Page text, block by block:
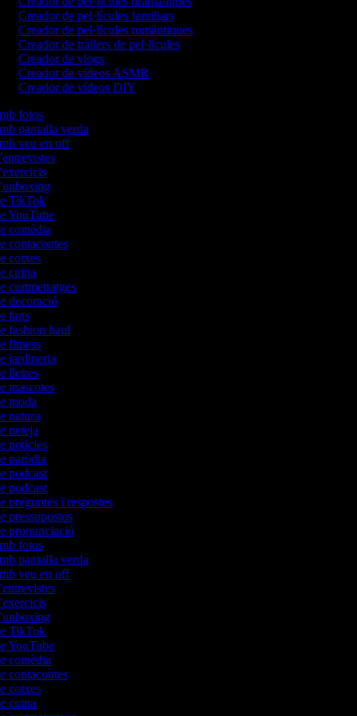
Creador de pel·lícules familiars
Creador de pel·lícules romàntiques
Creador de tràilers de pel·lícules
Creador de vlogs
Creador de vídeos ASMR
Creador de vídeos DIY
fotos
pantalla verda
veu en off
TikTok
YouTube
comèdia
contacontes
cotxes
cuina
curtmetratges
decoració
fans
fashion haul
fitness
jardineria
lletres
mascotes
moda
natura
neteja
notícies
paròdia
podcast
podcast
preguntes i respostes
pressupostos
pronunciació
fotos
pantalla verda
veu en off
TikTok
YouTube
comèdia
contacontes
cotxes
cuina